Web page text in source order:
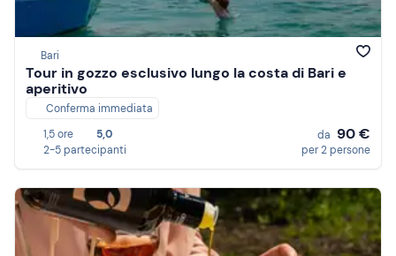
Bari
Tour in gozzo esclusivo lungo la costa di Bari e
aperitivo
Conferma immediata
1,5 ore
5,0
2-5 partecipanti
da 90 €
per 2 persone